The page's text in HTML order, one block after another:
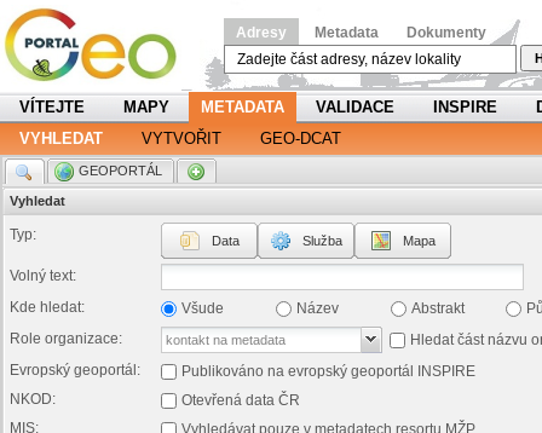
Adresy Metadata Dokumenty
VÍTEJTE MAPY METADATA VALIDACE INSPIRE
VYHLEDAT
VYTVOŘIT GEO-DCAT
GEOPORTÁL
Vyhledat
Typ: Data Služba Mapa
Volný text:
Kde hledat:
Všude Název Abstrakt
Role organizace:
Hledat část názvu
Evropský geoportál:
Publikováno na evropský geoportál INSPIRE
NKOD:
Otevřená data ČR
MIS:
Vyhledávat pouze v metadatech resortu MŽP